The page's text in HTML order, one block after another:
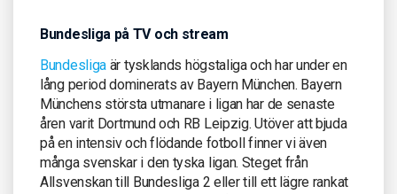
Bundesliga på TV och stream
Bundesliga är tysklands högstaliga och har under en
lång period dominerats av Bayern München. Bayern
Münchens största utmanare i ligan har de senaste
åren varit Dortmund och RB Leipzig. Utöver att bjuda
på en intensiv och flödande fotboll finner vi även
många svenskar i den tyska ligan. Steget från
Allsvenskan till Bundesliga 2 eller till ett lägre rankat